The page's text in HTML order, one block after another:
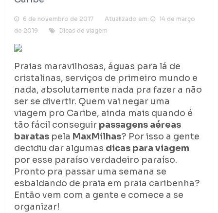
6 de novembro de 2017 Atualizado em:
14 de março
de 2019
Dicas de viagem
Praias maravilhosas, águas para lá de
cristalinas, serviços de primeiro mundo e
nada, absolutamente nada pra fazer a não
ser se divertir. Quem vai negar uma
viagem pro Caribe, ainda mais quando é
tão fácil conseguir passagens aéreas
barataspela MaxMilhas? Por isso a gente
decidiu dar algumas dicas para viagem
por esse paraíso verdadeiro paraíso.
Pronto pra passar uma semana se
esbaldando de praia em praia caribenha?
Então vem com a gente e comece a se
organizar!